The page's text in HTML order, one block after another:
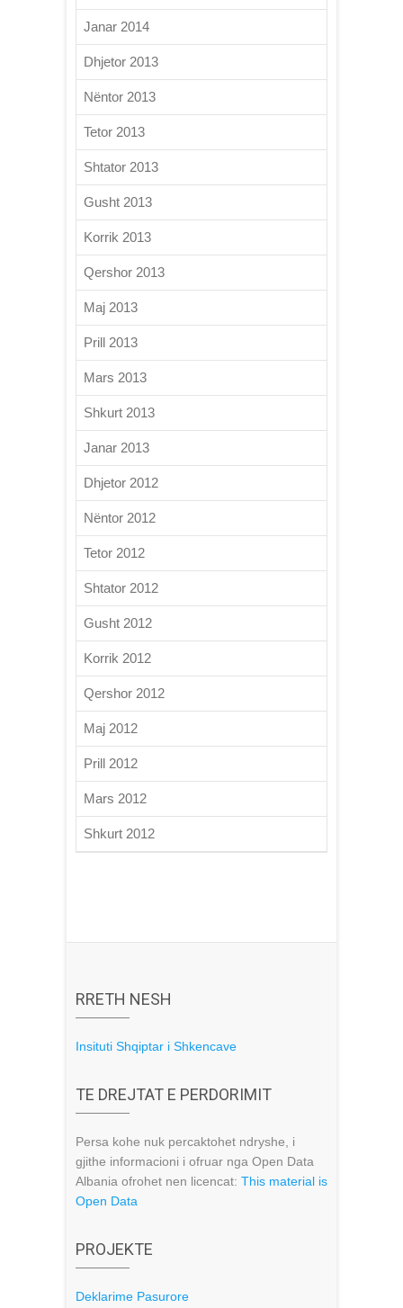
Janar 2014
Dhjetor 2013
Nëntor 2013
Tetor 2013
Shtator 2013
Gusht 2013
Korrik 2013
Qershor 2013
Maj 2013
Prill 2013
Mars 2013
Shkurt 2013
Janar 2013
Dhjetor 2012
Nëntor 2012
Tetor 2012
Shtator 2012
Gusht 2012
Korrik 2012
Qershor 2012
Maj 2012
Prill 2012
Mars 2012
Shkurt 2012
RRETH NESH
Insituti Shqiptar i Shkencave
TE DREJTAT E PERDORIMIT
Persa kohe nuk percaktohet ndryshe, i
gjithe informacioni i ofruar nga Open Data
Albania ofrohet nen licencat: This material is
Open Data
PROJEKTE
Deklarime Pasurore